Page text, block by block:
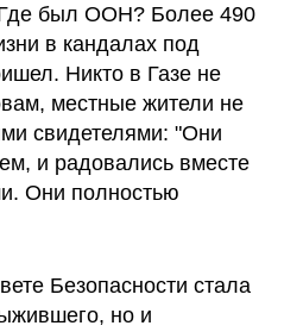
был ООН? Более 490
в кандалах под
Никто в Газе не
местные жители не
свидетелями: "Они
и радовались вместе
Они полностью
Безопасности стала
но и